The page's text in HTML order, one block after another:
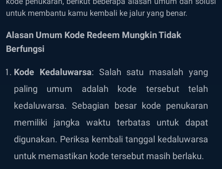
untuk membantu kamu kembali ke jalur yang benar.
Alasan Umum Kode Redeem Mungkin Tidak
Berfungsi
Kode Kedaluwarsa: Salah satu masalah yang
paling umum adalah kode tersebut telah
kedaluwarsa. Sebagian besar kode penukaran
memiliki jangka waktu terbatas untuk dapat
digunakan. Periksa kembali tanggal kedaluwarsa
untuk memastikan kode tersebut masih berlaku.